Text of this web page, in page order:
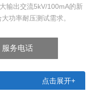
输出交流5kV/100mA的新
功率耐压测试需求。
服务电话
点击展开+